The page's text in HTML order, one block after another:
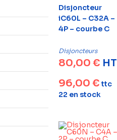
Disjoncteur
iC60L – C32A –
4P – courbe C
Disjoncteurs
80,00 € HT
96,00 €ttc
22 en stock